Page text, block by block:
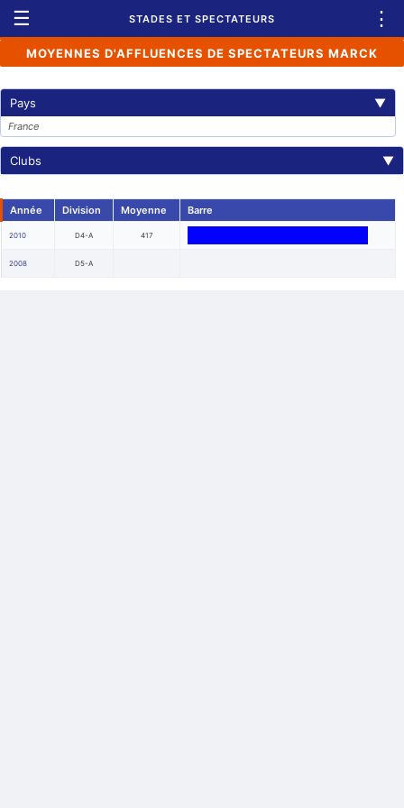
☰ STADES ET SPECTATEURS ⋮
MOYENNES D'AFFLUENCES DE SPECTATEURS MARCK
Pays ▼
France
Clubs ▼
Année Division Moyenne Barre
2010 D4-A 417
2008 D5-A